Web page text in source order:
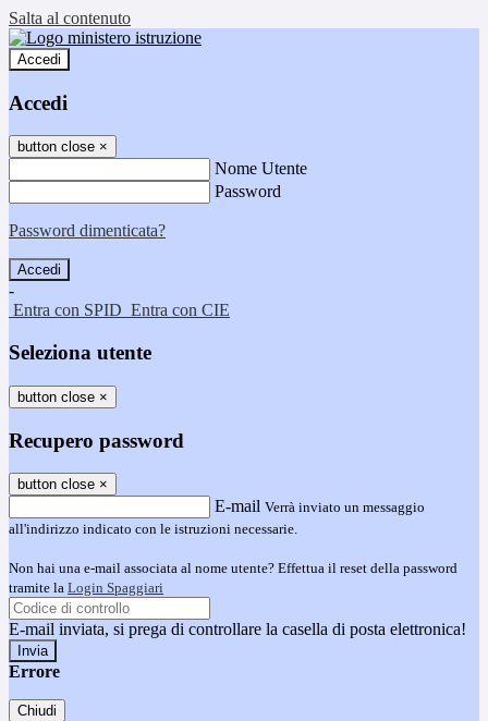
Salta al contenuto
Accedi
Accedi
button close ×
Nome Utente
Password
Password dimenticata?
-
Entra con SPID Entra con CIE
Seleziona utente
button close ×
Recupero password
button close ×
E-mail Verrà inviato un messaggio
all'indirizzo indicato con le istruzioni necessarie.
Non hai una e-mail associata al nome utente? Effettua il reset della password
tramite la Login Spaggiari
E-mail inviata, si prega di controllare la casella di posta elettronica!
Errore
Chiudi